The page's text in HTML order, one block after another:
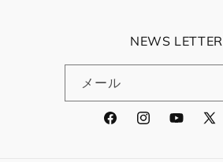
NEWS LETTER
メール
FacebookInstagramYouTube
X